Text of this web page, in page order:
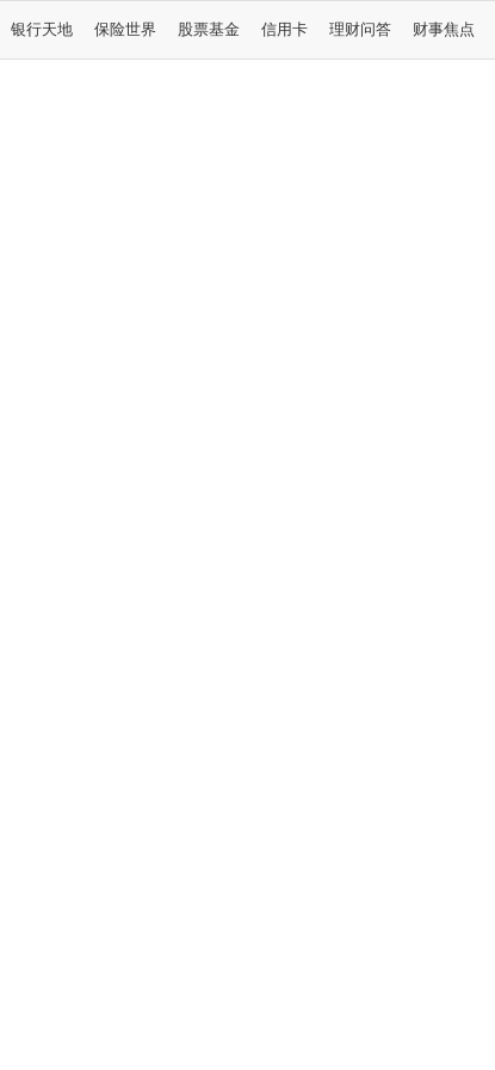
银行天地 保险世界 股票基金 信用卡 理财问答 财事焦点